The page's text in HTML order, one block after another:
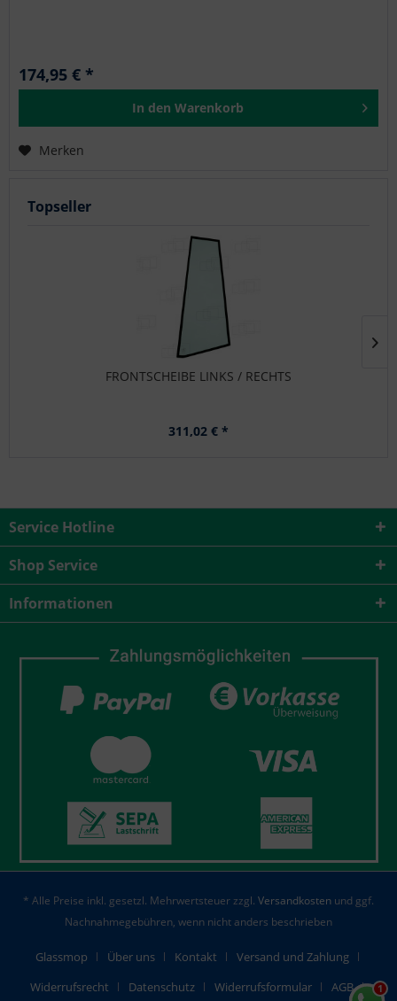
Topseller
FRONTSCHEIBE LINKS / RECHTS
311,02 € *
174,95 € *
In den Warenkorb
Merken
Service Hotline
Shop Service
Informationen
* Alle Preise inkl. gesetzl. Mehrwertsteuer zzgl. Versandkosten und ggf.
Nachnahmegebühren, wenn nicht anders beschrieben
Glassmop Über uns Kontakt
Versand und Zahlung
Widerrufsrecht
Datenschutz Widerrufsformular AGB